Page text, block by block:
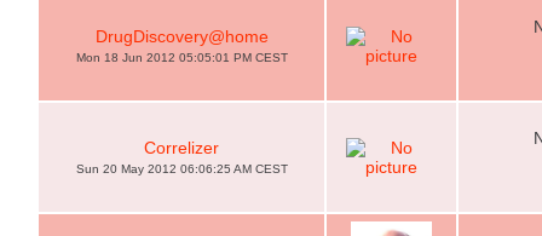
DrugDiscovery@home
Mon 18 Jun 2012 05:05:01 PM CEST
Correlizer
Sun 20 May 2012 06:06:25 AM CEST